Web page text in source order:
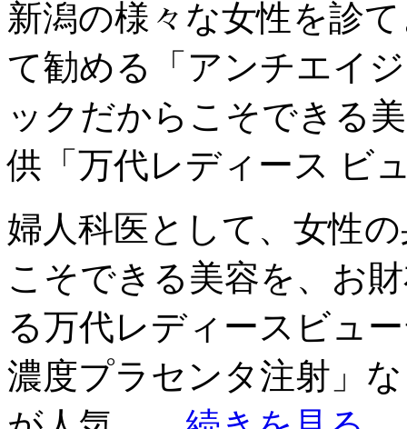
新潟の様々な女性を診
て勧める「アンチエイ
ックだからこそできる
供「万代レディース ビ
婦人科医として、女性
こそできる美容を、お
る万代レディースビュ
濃度プラセンタ注射」